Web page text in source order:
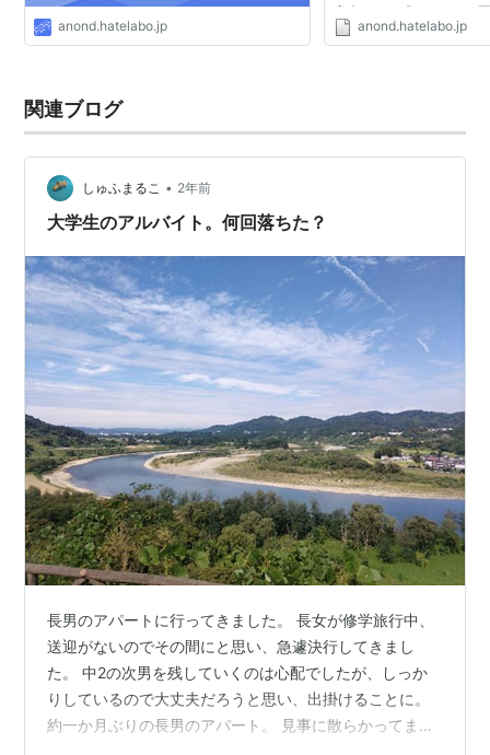
anond.hatelabo.jp
育士さんも感じがいい。
ニュースでやってる無認
anond.hatelabo.jp
関連ブログ
しゅふまるこ • 2年前
大学生のアルバイト。何回落ちた？
長男のアパートに行ってきました。 長女が修学旅行中、
送迎がないのでその間にと思い、急遽決行してきまし
た。 中2の次男を残していくのは心配でしたが、しっか
りしているので大丈夫だろうと思い、出掛けることに。
約一か月ぶりの長男のアパート。 見事に散らかってまし